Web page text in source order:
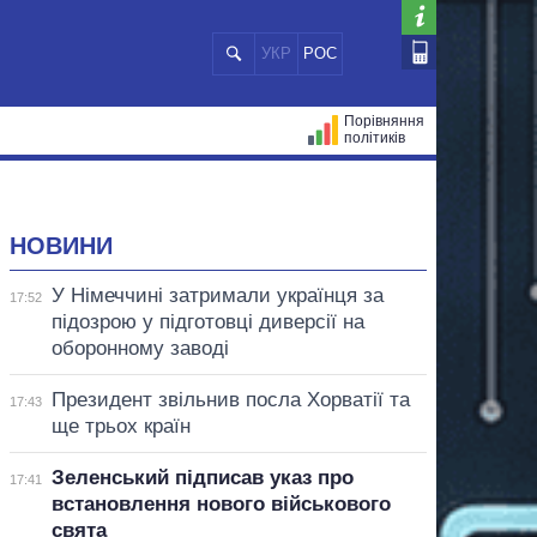
УКР РОС
Порівняння
політиків
НОВИНИ
17:52
У Німеччині затримали українця за
підозрою у підготовці диверсії на
оборонному заводі
17:43
Президент звільнив посла Хорватії та
ще трьох країн
17:41
Зеленський підписав указ про
встановлення нового військового
свята